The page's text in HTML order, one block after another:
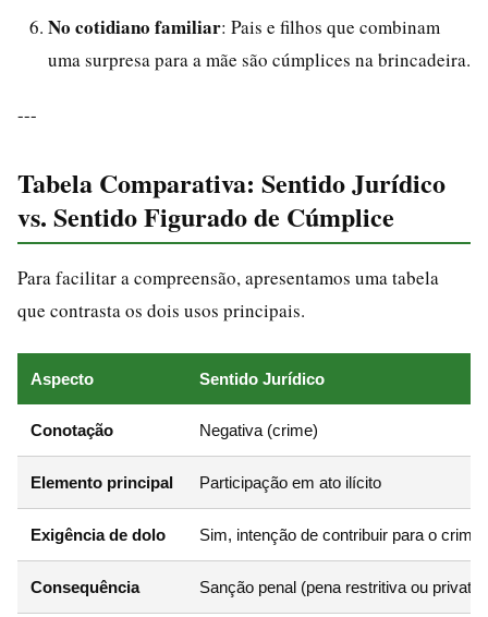
No cotidiano familiar: Pais e filhos que combinam
uma surpresa para a mãe são cúmplices na brincadeira.
---
Tabela Comparativa: Sentido Jurídico
vs. Sentido Figurado de Cúmplice
Para facilitar a compreensão, apresentamos uma tabela
que contrasta os dois usos principais.
Aspecto Sentido Jurídico
Conotação Negativa (crime)
Elemento principal Participação em ato ilícito
Exigência de dolo Sim, intenção de contribuir para o crime
Consequência Sanção penal (pena restritiva ou